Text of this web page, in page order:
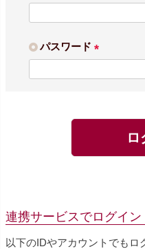
必
パスワード
必
ロ
連携サービスでログイ
以下のIDやアカウントでもロ